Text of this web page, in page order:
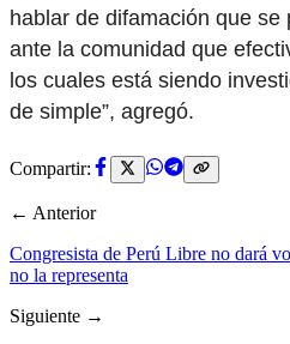
hablar de difamación que se
ante la comunidad que
los cuales está siendo
de simple”, agregó.
Compartir:
← Anterior
Congresista de Perú Libre no dará
no la representa
Siguiente →